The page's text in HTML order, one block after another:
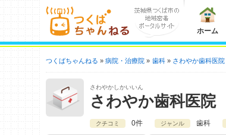
ホーム
つくばちゃんねる 病院・治療院 歯科 さわやか歯科医院
さわやかしかいいん
さわやか歯科医院
クチコミ 0件 ジャンル 歯科